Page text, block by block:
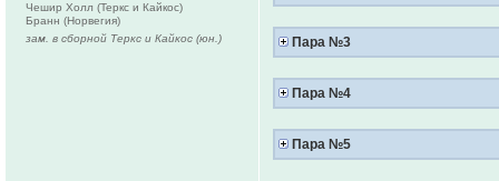
Пара №3
Пара №4
Пара №5
Чешир Холл (Теркс и Кайкос)
Бранн (Норвегия)
зам. в сборной Теркс и Кайкос (юн.)